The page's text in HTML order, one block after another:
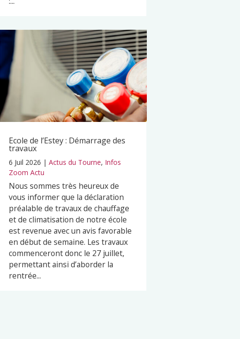
Ecole de l’Estey : Démarrage des
travaux
6 Juil 2026 |Actus du Tourne, Infos
Zoom Actu
Nous sommes très heureux de
vous informer que la déclaration
préalable de travaux de chauffage
et de climatisation de notre école
est revenue avec un avis favorable
en début de semaine. Les travaux
commenceront donc le 27 juillet,
permettant ainsi d’aborder la
rentrée...